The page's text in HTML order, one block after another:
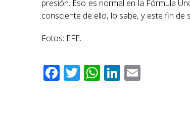
presión. Eso es normal en la Fórmula
consciente de ello, lo sabe, y este fin de
Fotos: EFE.
Facebook
Twitter
WhatsApp
LinkedIn